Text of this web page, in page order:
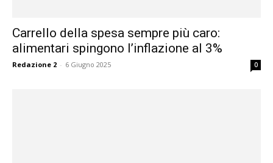
Carrello della spesa sempre più caro:
alimentari spingono l’inflazione al 3%
Redazione 2 - 6 Giugno 2025 0